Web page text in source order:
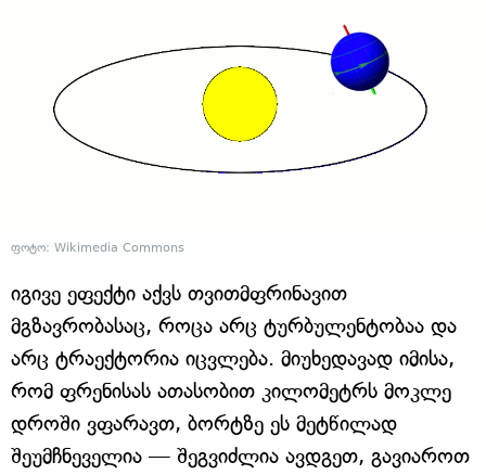
ფოტო: Wikimedia Commons
იგივე ეფექტი აქვს თვითმფრინავით
მგზავრობასაც, როცა არც ტურბულენტობაა და
არც ტრაექტორია იცვლება. მიუხედავად იმისა,
რომ ფრენისას ათასობით კილომეტრს მოკლე
დროში ვფარავთ, ბორტზე ეს მეტწილად
შეუმჩნეველია — შეგვიძლია ავდგეთ, გავიაროთ